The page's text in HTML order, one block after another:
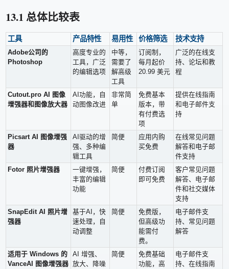
13.1 总体比较表
工具 产品特性 易用性 价格筛选 技术支持
Adobe公司的
Photoshop
高度专业的
工具，广泛
的编辑选项
中等，
需要了
解高级
工具
订阅制，
每月起价
20.99 美元
广泛的在线支
持、论坛和教
程
Cutout.pro AI 图像
增强器和图像放大器
AI功能，自
动图像改进
非常简
单
免费基本
版本，带
有付费选
项
提供在线指南
和电子邮件支
持
Picsart AI 图像增强
器
AI驱动的增
强、多种编
辑工具
简便
应用内购
买免费
在线常见问题
解答和电子邮
件支持
Fotor 照片增强器
一键增强，
丰富的编辑
功能
简便
付费订阅
即可免费
客户常见问题
解答、电子邮
件和社交媒体
支持
SnapEdit AI 照片增
强器
基于AI，快
速处理，自
动调整
简便
免费版，
但高级功
能需付
费。
电子邮件支
持、常见问题
解答
适用于 Windows 的
VanceAI 图像增强器
AI 增强、
放大、降噪
简便
免费基础
功能，高
电子邮件支
持、在线指南